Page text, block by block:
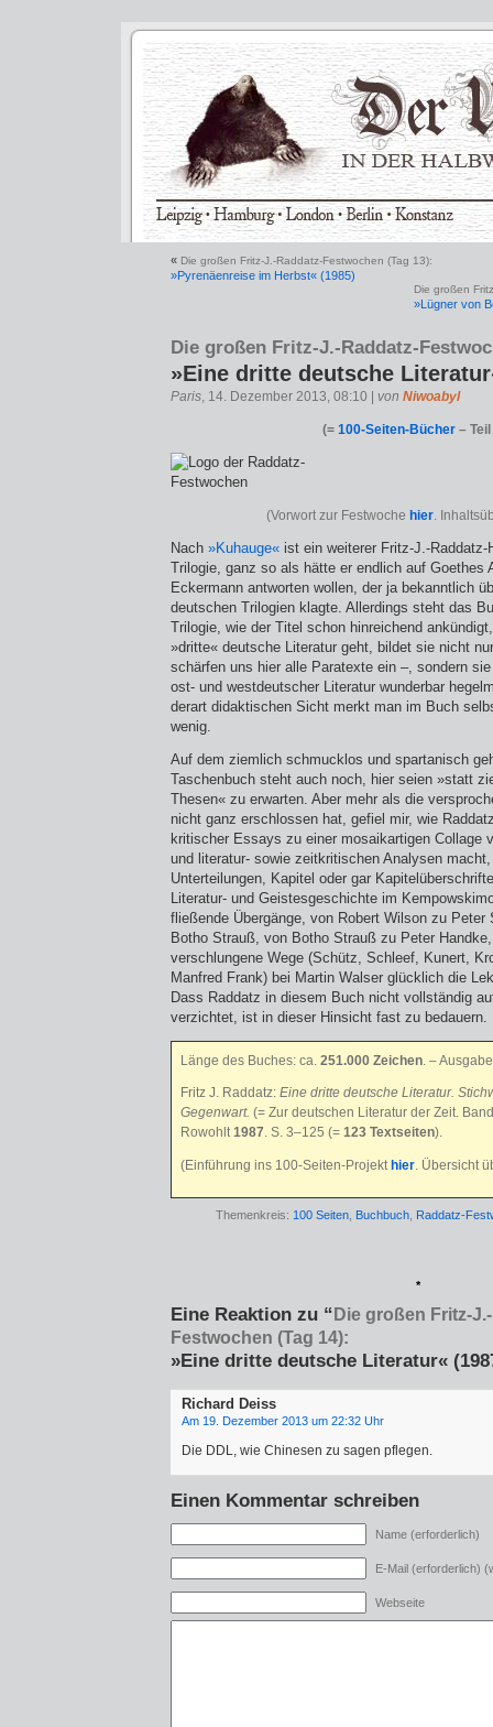
« Die großen Fritz-J.-Raddatz-Festwochen (Tag 13):
»Pyrenäenreise im Herbst« (1985)
Die großen
»Lügner von
Die großen Fritz-J.-Raddatz-
»Eine dritte deutsche
Paris, 14. Dezember 2013, 08:10 | von Niwoabyl
(= 100-Seiten-Bücher –
(Vorwort zur Festwoche hier.
Nach »Kuhauge« ist ein weiterer Fritz-J.-Raddatz-
Trilogie, ganz so als hätte er endlich auf Goethes
Eckermann antworten wollen, der ja bekanntlich
deutschen Trilogien klagte. Allerdings steht das
Trilogie, wie der Titel schon hinreichend
»dritte« deutsche Literatur geht, bildet sie nicht
schärfen uns hier alle Paratexte ein –, sondern
ost- und westdeutscher Literatur wunderbar
derart didaktischen Sicht merkt man im Buch
wenig.
Auf dem ziemlich schmucklos und spartanisch
Taschenbuch steht auch noch, hier seien »statt
Thesen« zu erwarten. Aber mehr als die
nicht ganz erschlossen hat, gefiel mir, wie
kritischer Essays zu einer mosaikartigen Collage
und literatur- sowie zeitkritischen Analysen
Unterteilungen, Kapitel oder gar
Literatur- und Geistesgeschichte im
fließende Übergänge, von Robert Wilson zu
Botho Strauß, von Botho Strauß zu Peter
verschlungene Wege (Schütz, Schleef, Kunert,
Manfred Frank) bei Martin Walser glücklich die
Dass Raddatz in diesem Buch nicht vollständig
verzichtet, ist in dieser Hinsicht fast zu bedauern.
Länge des Buches: ca. 251.000 Zeichen. –
Fritz J. Raddatz: Eine dritte deutsche Literatur.
Gegenwart. (= Zur deutschen Literatur der Zeit.
Rowohlt 1987 . S. 3–125 (= 123 Textseiten).
(Einführung ins 100-Seiten-Projekt hier . Übersicht
Themenkreis: 100 Seiten Buchbuch Raddatz-
*
Eine Reaktion zu “ Die großen Fritz-
Festwochen (Tag 14):
»Eine dritte deutsche Literatur«
Richard Deiss
Am 19. Dezember 2013 um 22:32 Uhr
Die DDL, wie Chinesen zu sagen pflegen.
Einen Kommentar schreiben
Name (erforderlich)
E-Mail (erforderlich)
Webseite